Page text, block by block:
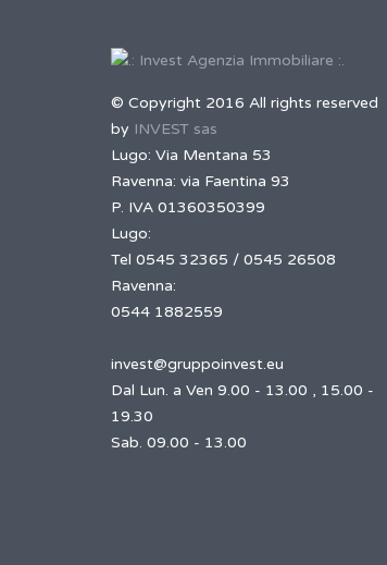
© Copyright 2016 All rights reserved
by INVEST sas
Lugo: Via Mentana 53
Ravenna: via Faentina 93
P. IVA 01360350399
Lugo:
Tel 0545 32365 / 0545 26508
Ravenna:
0544 1882559
invest@gruppoinvest.eu
Dal Lun. a Ven 9.00 - 13.00 , 15.00 -
19.30
Sab. 09.00 - 13.00